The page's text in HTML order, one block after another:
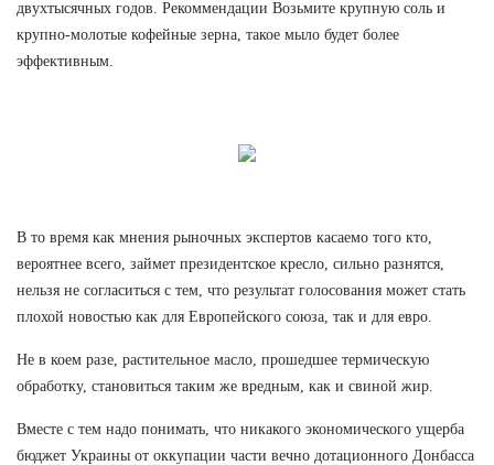
двухтысячных годов. Рекоммендации Возьмите крупную соль и
крупно-молотые кофейные зерна, такое мыло будет более
эффективным.
В то время как мнения рыночных экспертов касаемо того кто,
вероятнее всего, займет президентское кресло, сильно разнятся,
нельзя не согласиться с тем, что результат голосования может стать
плохой новостью как для Европейского союза, так и для евро.
Не в коем разе, растительное масло, прошедшее термическую
обработку, становиться таким же вредным, как и свиной жир.
Вместе с тем надо понимать, что никакого экономического ущерба
бюджет Украины от оккупации части вечно дотационного Донбасса